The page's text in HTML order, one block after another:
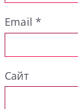
Email*
Сайт